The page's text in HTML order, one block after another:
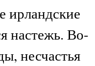
ирландские
настежь. Во-
несчастья